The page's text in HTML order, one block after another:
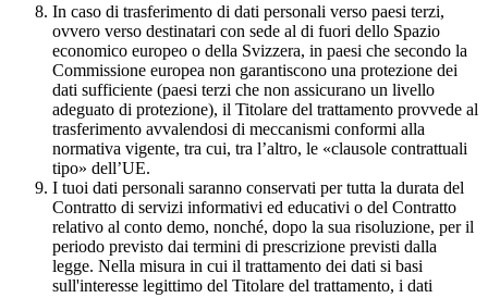
In caso di trasferimento di dati personali verso paesi terzi,
ovvero verso destinatari con sede al di fuori dello Spazio
economico europeo o della Svizzera, in paesi che secondo la
Commissione europea non garantiscono una protezione dei
dati sufficiente (paesi terzi che non assicurano un livello
adeguato di protezione), il Titolare del trattamento provvede al
trasferimento avvalendosi di meccanismi conformi alla
normativa vigente, tra cui, tra l’altro, le «clausole contrattuali
tipo» dell’UE.
I tuoi dati personali saranno conservati per tutta la durata del
Contratto di servizi informativi ed educativi o del Contratto
relativo al conto demo, nonché, dopo la sua risoluzione, per il
periodo previsto dai termini di prescrizione previsti dalla
legge. Nella misura in cui il trattamento dei dati si basi
sull'interesse legittimo del Titolare del trattamento, i dati